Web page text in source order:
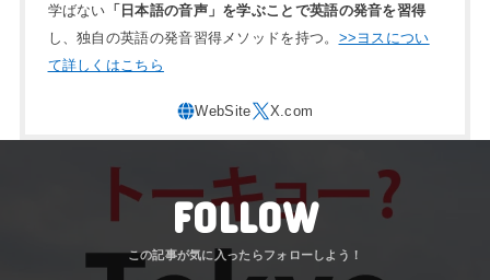
学ばない 「日本語の音声」を学ぶことで英語の発音を習得
し、独自の英語の発音習得メソッドを持つ。 >>ヨスについ
て詳しくはこちら
FOLLOW